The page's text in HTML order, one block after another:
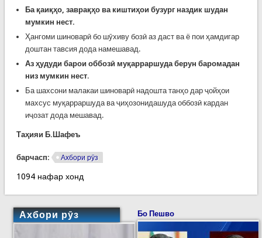
Ба қаиқҳо, заврақҳо ва киштиҳои бузургназдик шудан
мумкин нест.
Ҳангоми шиноварӣ бо шӯхиву бозӣ аз даст ва ё пои ҳамдигар
доштан тавсия дода намешавад.
Аз ҳудуди барои оббозӣ муқарраршуда берун баромадан
низ мумкин нест.
Ба шахсони малакаи шиноварӣ надошта танҳо дар ҷойҳои
махсус муқарраршуда ва ҷиҳозонидашуда оббозӣ кардан
иҷозат дода мешавад.
Таҳияи Б.Шафеъ
барчасп: Ахбори рӯз
1094 нафар хонд
Ахбори рӯз Бо Пешво